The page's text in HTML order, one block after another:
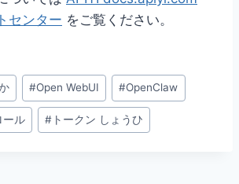
センター をご覧ください。
#Open WebUI #OpenClaw
ール # トークン しょうひ